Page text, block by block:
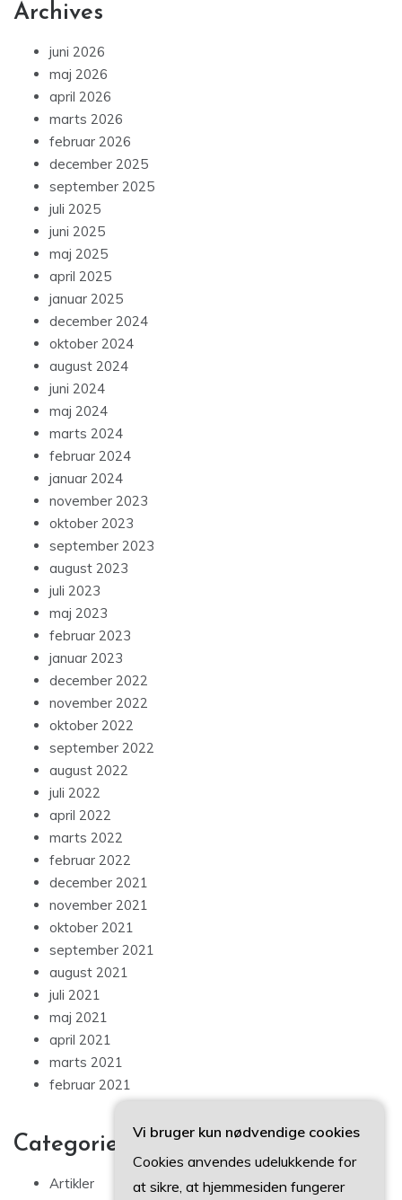
Archives
juni 2026
maj 2026
april 2026
marts 2026
februar 2026
december 2025
september 2025
juli 2025
juni 2025
maj 2025
april 2025
januar 2025
december 2024
oktober 2024
august 2024
juni 2024
maj 2024
marts 2024
februar 2024
januar 2024
november 2023
oktober 2023
september 2023
august 2023
juli 2023
maj 2023
februar 2023
januar 2023
december 2022
november 2022
oktober 2022
september 2022
august 2022
juli 2022
april 2022
marts 2022
februar 2022
december 2021
november 2021
oktober 2021
september 2021
august 2021
juli 2021
maj 2021
april 2021
marts 2021
februar 2021
Categories
Artikler
Vi bruger kun nødvendige cookies
Cookies anvendes udelukkende for
at sikre, at hjemmesiden fungerer